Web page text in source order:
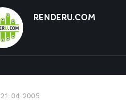
RENDERU.COM
21.04.2005